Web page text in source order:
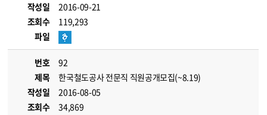
작성일
2016-09-21
조회수
119,293
파일
번호
92
제목
한국철도공사 전문직 직원공개모집(~8.19)
작성일
2016-08-05
조회수
34,869